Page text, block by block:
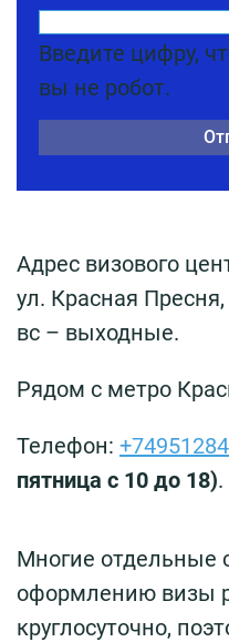
Введите цифру,
вы не робот.
Адрес визового
ул. Красная
вс – выходные.
Рядом с метро
Телефон:
пятница с 10 до 18).
Многие отдельные
оформлению визы
круглосуточно,